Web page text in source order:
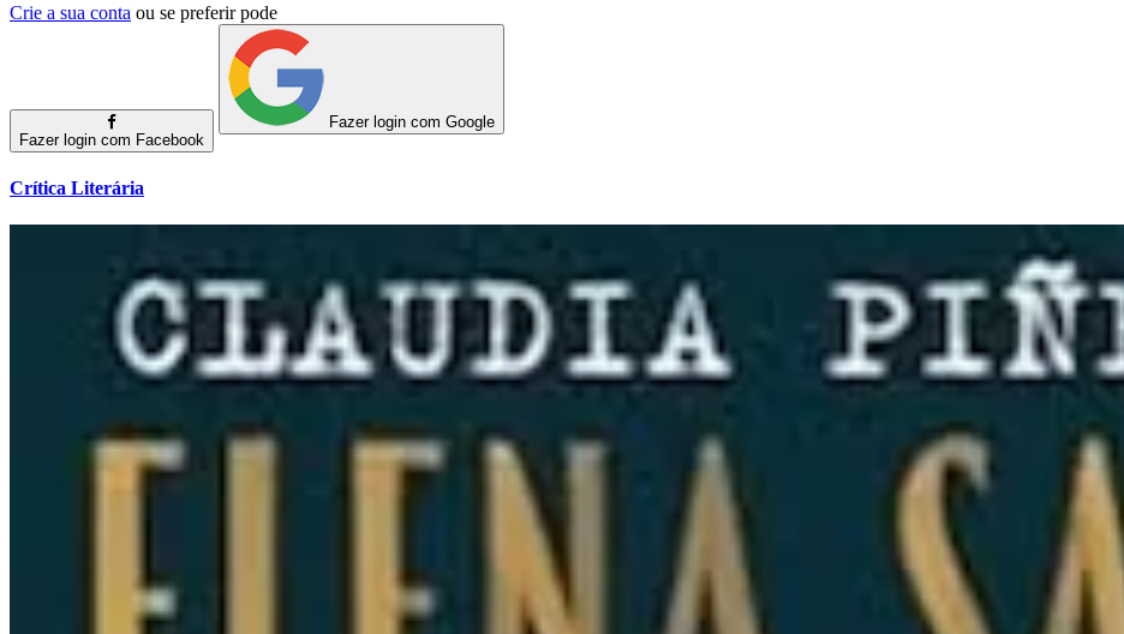
Crie a sua conta ou se preferir pode
Fazer login com Facebook
Fazer login com Google
Crítica Literária